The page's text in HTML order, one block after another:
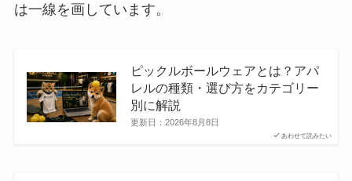
は一線を画しています。
あわせて読みたい
ピックルボールウェアとは？アパ
レルの種類・選び方をカテゴリー
別に解説
更新日： 2026年8月8日